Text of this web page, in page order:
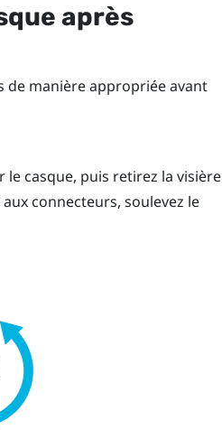
après
de manière appropriée avant
casque, puis retirez la visière
connecteurs, soulevez le